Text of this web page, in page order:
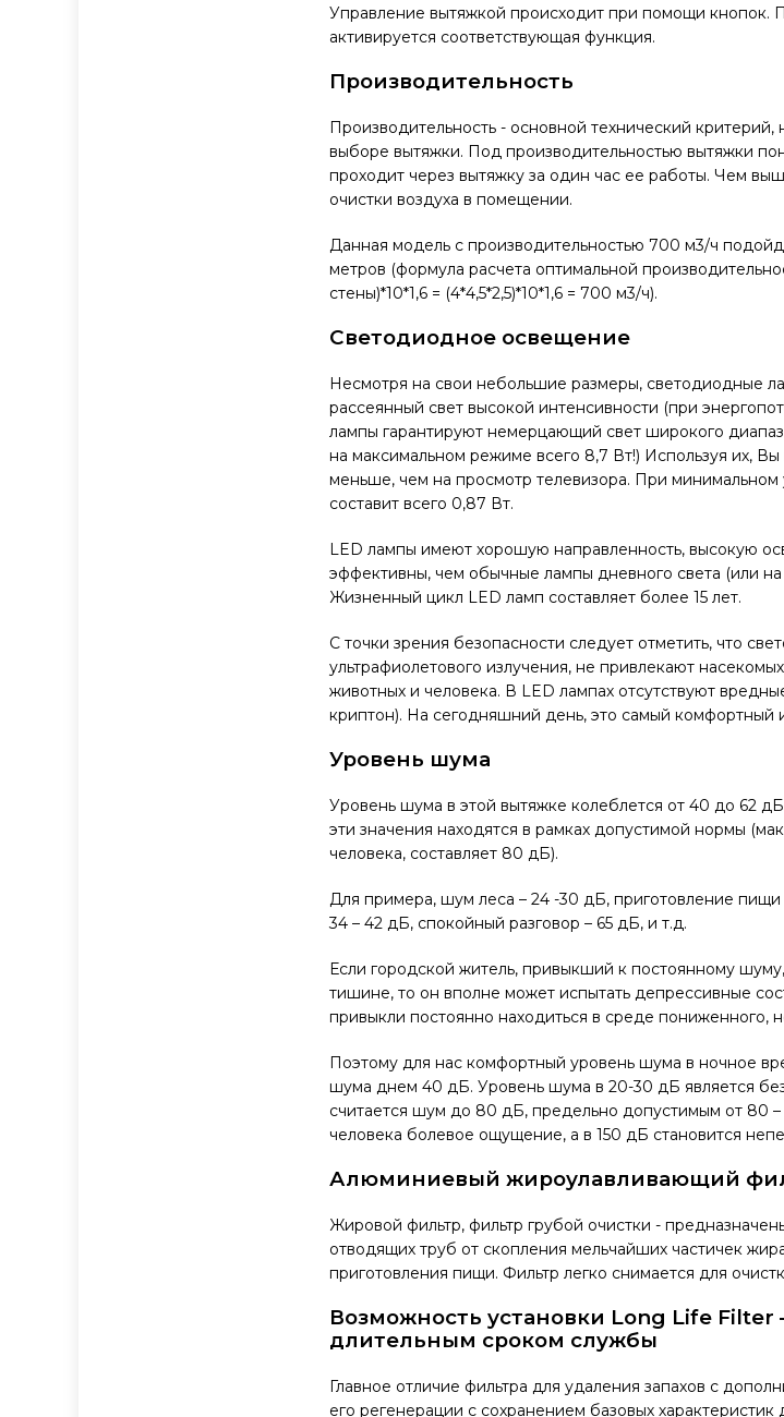
Управление вытяжкой происходит при помощи кнопок.
активируется соответствующая функция.
Производительность
Производительность - основной технический критерий,
выборе вытяжки. Под производительностью вытяжки
проходит через вытяжку за один час ее работы. Чем
очистки воздуха в помещении.
Данная модель с производительностью 700 м3/ч
метров (формула расчета оптимальной
стены)*10*1,6 = (4*4,5*2,5)*10*1,6 = 700 м3/ч).
Светодиодное освещение
Несмотря на свои небольшие размеры, светодиодные
рассеянный свет высокой интенсивности (при
лампы гарантируют немерцающий свет широкого
на максимальном режиме всего 8,7 Вт!) Используя их,
меньше, чем на просмотр телевизора. При
составит всего 0,87 Вт.
LED лампы имеют хорошую направленность, высокую
эффективны, чем обычные лампы дневного света (или
Жизненный цикл LED ламп составляет более 15 лет.
С точки зрения безопасности следует отметить, что
ультрафиолетового излучения, не привлекают
животных и человека. В LED лампах отсутствуют
криптон). На сегодняшний день, это самый комфортный
Уровень шума
Уровень шума в этой вытяжке колеблется от 40 до 62
эти значения находятся в рамках допустимой нормы
человека, составляет 80 дБ).
Для примера, шум леса – 24 -30 дБ, приготовление
34 – 42 дБ, спокойный разговор – 65 дБ, и т.д.
Если городской житель, привыкший к постоянному
тишине, то он вполне может испытать депрессивные
привыкли постоянно находиться в среде пониженного,
Поэтому для нас комфортный уровень шума в ночное
шума днем 40 дБ. Уровень шума в 20-30 дБ является
считается шум до 80 дБ, предельно допустимым от 80 –
человека болевое ощущение, а в 150 дБ становится
Алюминиевый жироулавливающий
Жировой фильтр, фильтр грубой очистки -
отводящих труб от скопления мельчайших частичек
приготовления пищи. Фильтр легко снимается для
Возможность установки Long Life Filter
длительным сроком службы
Главное отличие фильтра для удаления запахов с
его регенерации с сохранением базовых характеристик